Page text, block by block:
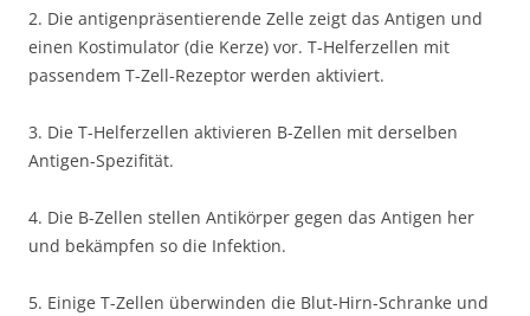
2. Die antigenpräsentierende Zelle zeigt das Antigen und
einen Kostimulator (die Kerze) vor. T-Helferzellen mit
passendem T-Zell-Rezeptor werden aktiviert.
3. Die T-Helferzellen aktivieren B-Zellen mit derselben
Antigen-Spezifität.
4. Die B-Zellen stellen Antikörper gegen das Antigen her
und bekämpfen so die Infektion.
5. Einige T-Zellen überwinden die Blut-Hirn-Schranke und